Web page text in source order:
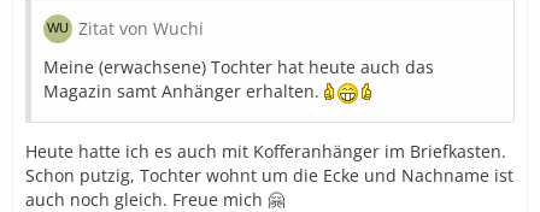
Zitat von Wuchi
Meine (erwachsene) Tochter hat heute auch das
Magazin samt Anhänger erhalten.
Heute hatte ich es auch mit Kofferanhänger im Briefkasten.
Schon putzig, Tochter wohnt um die Ecke und Nachname ist
auch noch gleich. Freue mich 🤗